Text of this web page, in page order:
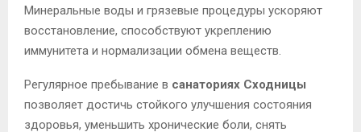
Минеральные воды и грязевые процедуры ускоряют
восстановление, способствуют укреплению
иммунитета и нормализации обмена веществ.
Регулярное пребывание в санаториях Сходницы
позволяет достичь стойкого улучшения состояния
здоровья, уменьшить хронические боли, снять